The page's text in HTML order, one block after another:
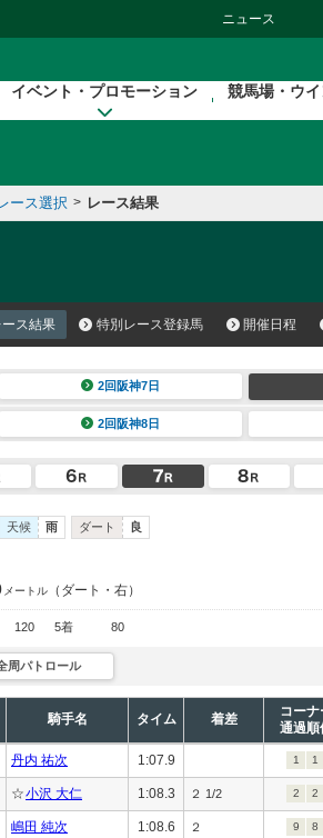
ニュース
イベント・プロモーション 競馬場・ウ
ース選択 > レース結果
ース結果 特別レース登録馬 開催日程
2回阪神7日
2回阪神8日
天候 雨 ダート 良
メートル （ダート・右）
120 5着 80
周パトロール
騎手名 タイム 着差
コーナ
通過順
丹内 祐次 1:07.9 1 1
☆小沢 大仁 1:08.3 ２ 1/2 2 2
嶋田 純次 1:08.6 ２ 9 8